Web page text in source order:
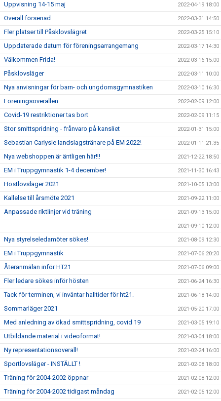
Uppvisning 14-15 maj 2022-04-19 18:00
Overall försenad 2022-03-31 14:50
Fler platser till Påsklovslägret 2022-03-25 15:10
Uppdaterade datum för föreningsarrangemang 2022-03-17 14:30
Välkommen Frida! 2022-03-16 15:00
Påsklovsläger 2022-03-11 10:00
Nya anvisningar för barn- och ungdomsgymnastiken 2022-03-10 16:30
Föreningsoverallen 2022-02-09 12:00
Covid-19 restriktioner tas bort 2022-02-09 11:15
Stor smittspridning - frånvaro på kansliet 2022-01-31 15:00
Sebastian Carlysle landslagstränare på EM 2022! 2022-01-11 21:35
Nya webshoppen är äntligen här!!! 2021-12-22 18:50
EM i Truppgymnastik 1-4 december! 2021-11-30 16:43
Höstlovsläger 2021 2021-10-05 13:00
Kallelse till årsmöte 2021 2021-09-22 11:00
Anpassade riktlinjer vid träning 2021-09-13 15:00
2021-09-10 12:00
Nya styrelseledamöter sökes! 2021-08-09 12:30
EM i Truppgymnastik 2021-07-06 20:20
Återanmälan inför HT21 2021-07-06 09:00
Fler ledare sökes inför hösten 2021-06-24 16:30
Tack för terminen, vi inväntar halltider för ht21. 2021-06-18 14:00
Sommarläger 2021 2021-05-20 17:00
Med anledning av ökad smittspridning, covid 19 2021-03-05 19:10
Utbildande material i videoformat! 2021-03-04 18:00
Ny representationsoverall! 2021-02-24 16:00
Sportlovsläger - INSTÄLLT ! 2021-02-08 18:00
Träning för 2004-2002 öppnar 2021-02-08 12:00
Träning för 2004-2002 tidigast måndag 2021-02-05 12:00